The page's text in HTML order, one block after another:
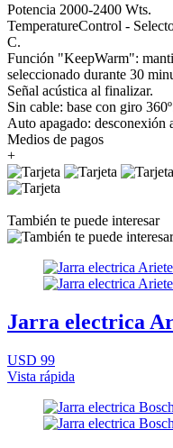
Potencia 2000-2400 Wts.
TemperatureControl -
C.
Función "KeepWarm":
seleccionado durante 30
Señal acústica al finalizar.
Sin cable: base con giro
Auto apagado: desconexión
Medios de pagos
+
También te puede interesar
Jarra electrica
USD 99
Vista rápida